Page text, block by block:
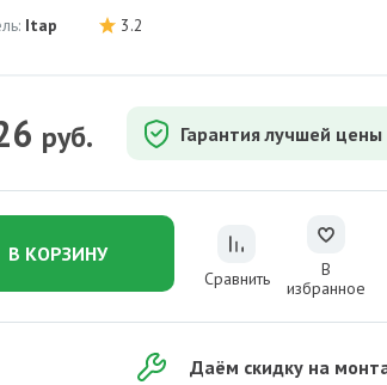
Itap 3.2
руб. Гарантия лучшей цены
В КОРЗИНУ
Сравнить
В
избранное
Даём скидку на